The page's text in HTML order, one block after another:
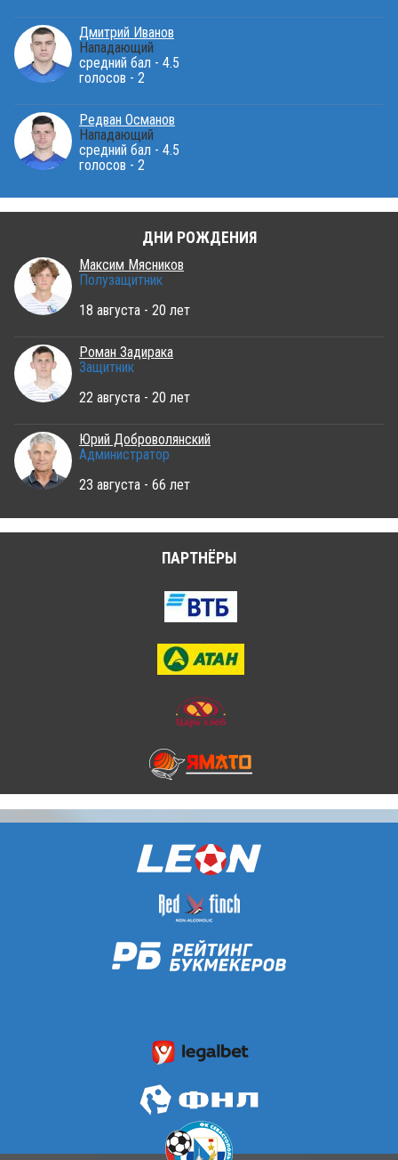
Дмитрий Иванов
Нападающий
средний бал - 4.5
голосов - 2
Редван Османов
Нападающий
средний бал - 4.5
голосов - 2
ДНИ РОЖДЕНИЯ
Максим Мясников
Полузащитник
18 августа - 20 лет
Роман Задирака
Защитник
22 августа - 20 лет
Юрий Доброволянский
Администратор
23 августа - 66 лет
ПАРТНЁРЫ